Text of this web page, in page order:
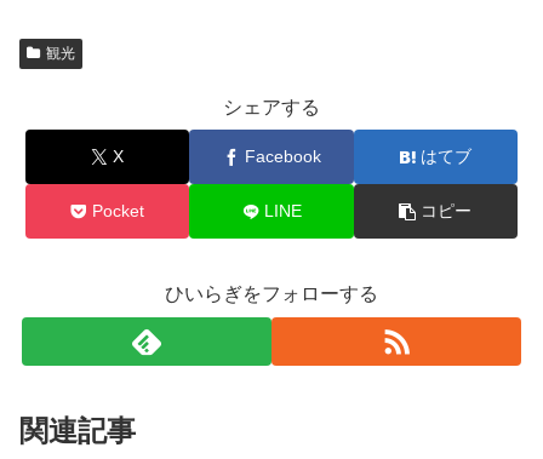
観光
シェアする
X Facebook はてブ
Pocket LINE コピー
ひいらぎをフォローする
関連記事